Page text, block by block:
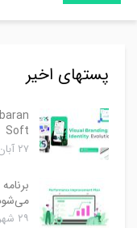
پستهای اخیر
Soft
۲۷ آبان ۱۴۰۴
۲۹ شهریور ۱۴۰۴